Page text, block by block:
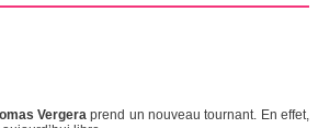
Vergera prend un nouveau tournant. En effet,